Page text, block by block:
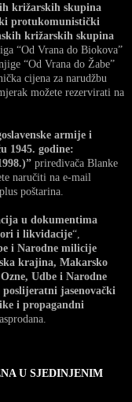
križarskih skupina
protukomunistički
križarskih skupina
“Od Vrana do Biokova”
“Od Vrana do Žabe”
cijena za narudžbu
možete rezervirati na
armije i
1945. godine:
priređivača Blanke
naručiti na e-mail
poštarina.
u dokumentima
i likvidacije“,
i Narodne milicije
krajina, Makarsko
Udbe i Narodne
poslijeratni jasenovački
i propagandni
U SJEDINJENIM